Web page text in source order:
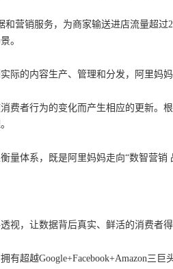
营销服务，为商家输送进店流量超
。
际的内容生产、管理和分发，阿里妈妈
费者行为的变化而产生相应的更新
量体系，既是阿里妈妈走向“数智营销
视，让数据背后真实、鲜活的消费者
超越Google+Facebook+Amazon三